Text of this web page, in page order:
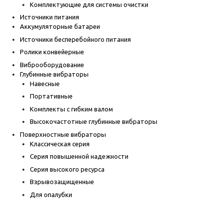
Комплектующие для системы очистки
Источники питания
Аккумуляторные батареи
Источники бесперебойного питания
Ролики конвейерные
Виброоборудование
Глубинные вибраторы
Навесные
Портативные
Комплекты с гибким валом
Высокочастотные глубинные вибраторы
Поверхностные вибраторы
Классическая серия
Серия повышенной надежности
Серия высокого ресурса
Взрывозащищенные
Для опалубки